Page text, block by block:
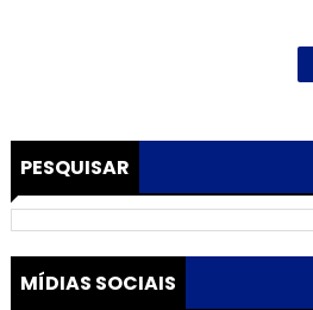
PESQUISAR
MÍDIAS SOCIAIS